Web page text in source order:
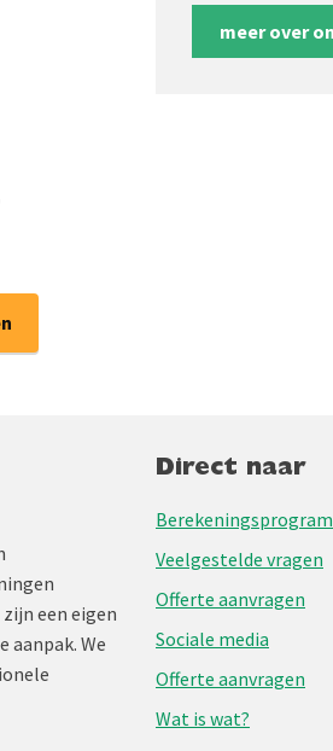
meer over
een eigen
aanpak. We
Direct naar
Veelgestelde vragen
Offerte aanvragen
Sociale media
Offerte aanvragen
Wat is wat?